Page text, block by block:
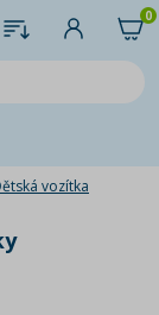
0
vozítka